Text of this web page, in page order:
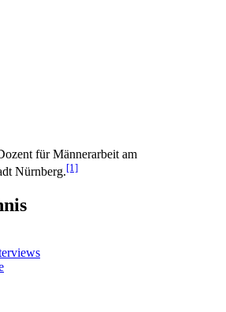
für Männerarbeit am
Nürnberg.[1]